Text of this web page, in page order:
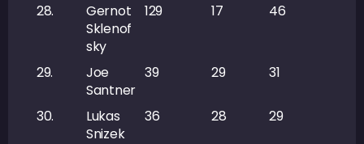
28.
Gernot
Sklenof
sky
129 17 46
29.
Joe
Santner
39 29 31
30.
Lukas
Snizek
36 28 29